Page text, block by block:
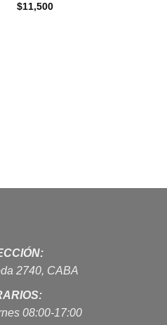
$11,500
2740, CABA
08:00-17:00